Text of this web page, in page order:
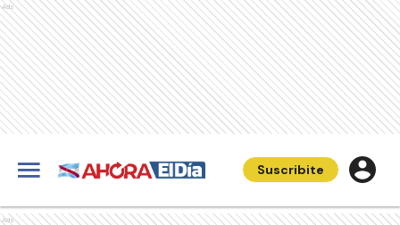
Ads
Suscribite
Ads